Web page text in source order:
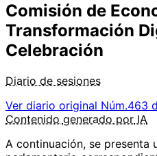
Comisión de
Transformación
Celebración
Diario de sesiones
Ver diario original Núm.463
Contenido generado por IA
A continuación, se presenta